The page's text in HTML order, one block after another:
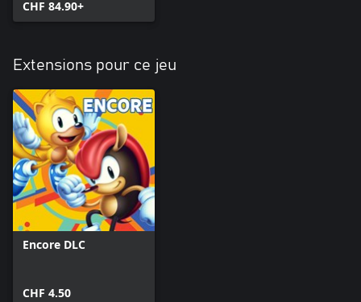
CHF 84.90+
Extensions pour ce jeu
Encore DLC
CHF 4.50